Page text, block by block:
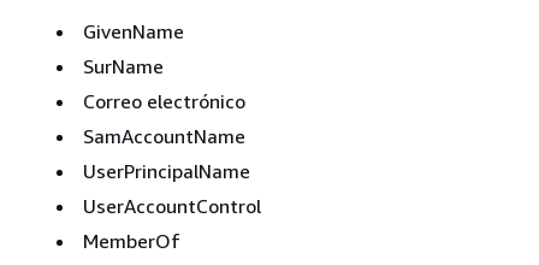
GivenName
SurName
Correo electrónico
SamAccountName
UserPrincipalName
UserAccountControl
MemberOf